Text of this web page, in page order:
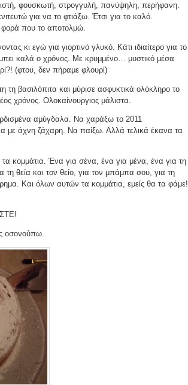
φουσκωτή, στρογγυλή, πανύψηλη, περήφανη.
για να το φτιάξω. Έτσι για το καλό.
φορά που το αποτολμώ.
κι εγώ για γιορτινό γλυκό. Κάτι ιδιαίτερο για το
καλά ο χρόνος. Με κρυμμένο… μυστικό μέσα
(φτου, δεν πήραμε φλουρί)
τη βασιλόπιτα και μύρισε ασφυκτικά ολόκληρο το
χρόνος. Ολοκαίνουργιος μάλιστα.
αμύγδαλα. Να χαράξω το 2011
με άχνη ζάχαρη. Να παίξω. Αλλά τελικά έκανα τα
κομμάτια. Ένα για σένα, ένα για μένα, ένα για τη
θεία και τον θείο, για τον μπάμπα σου, για τη
Και όλων αυτών τα κομμάτια, εμείς θα τα φάμε!
οσονούπω.